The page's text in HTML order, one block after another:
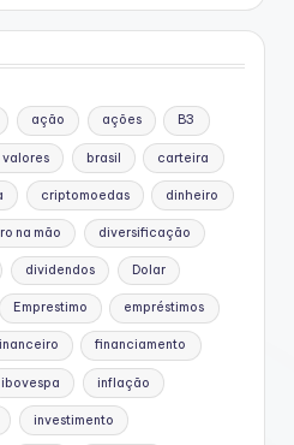
ação ações B3
valores brasil carteira
criptomoedas dinheiro
na mão diversificação
dividendos Dolar
Emprestimo empréstimos
financiamento
ibovespa inflação
investimento